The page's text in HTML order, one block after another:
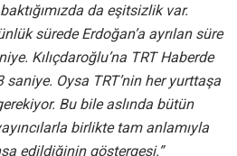
da eşitsizlik var.
sürede Erdoğan’a ayrılan süre
Kılıçdaroğlu’na TRT Haberde
Oysa TRT’nin her yurttaşa
Bu bile aslında bütün
birlikte tam anlamıyla
edildiğinin göstergesi.”